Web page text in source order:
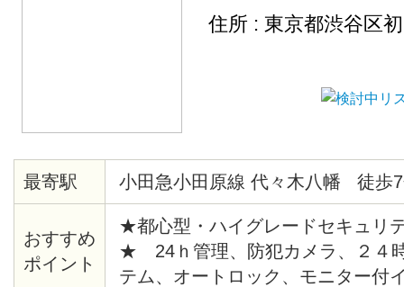
住所 : 東京都渋谷区
最寄駅 小田急小田原線 代々木八幡 徒歩
おすすめ
ポイント
★都心型・ハイグレードセキュリ
★ 24ｈ管理、防犯カメラ、２４
テム、オートロック、モニター付